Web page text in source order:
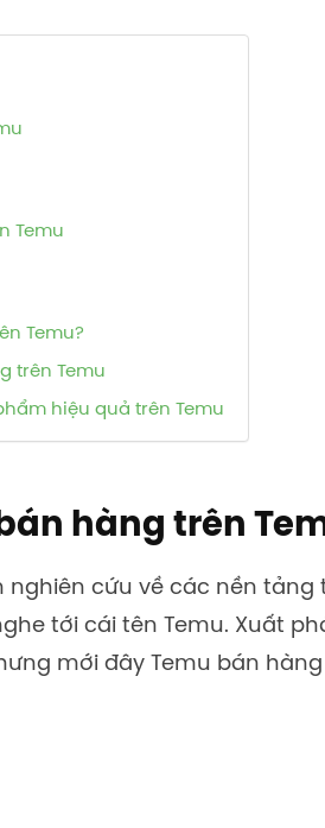
Temu
Temu?
trên Temu
hiệu quả trên Temu
hàng trên
nghiên cứu về các nền tảng
tới cái tên Temu. Xuất
mới đây Temu bán